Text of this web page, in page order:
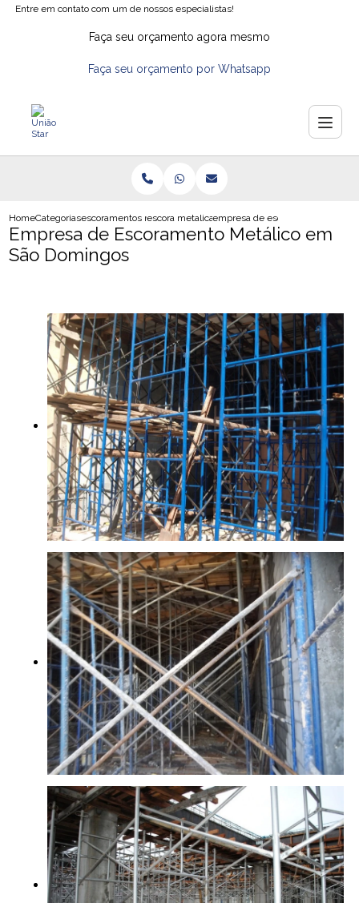
Entre em contato com um de nossos especialistas!
Faça seu orçamento agora mesmo
Faça seu orçamento por Whatsapp
HomeCategoriasescoramentos metalicosescora metalica de facil montagem
empresa de escoramento
Empresa de Escoramento Metálico em
São Domingos